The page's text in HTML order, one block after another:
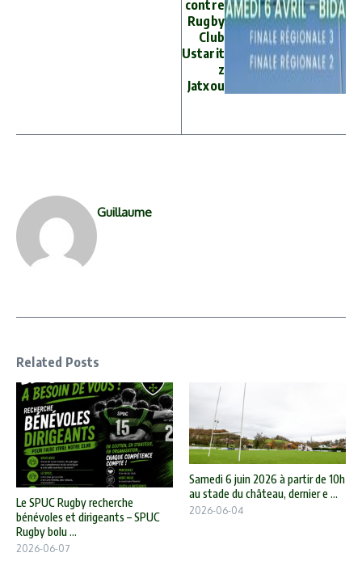
contre
Rugby
Club
Ustarit
z
Jatxou
Guillaume
Related Posts
Le SPUC Rugby recherche
bénévoles et dirigeants – SPUC
Rugby bolu ...
2026-06-07
Samedi 6 juin 2026 à partir de 10h
au stade du château, dernier e ...
2026-06-04